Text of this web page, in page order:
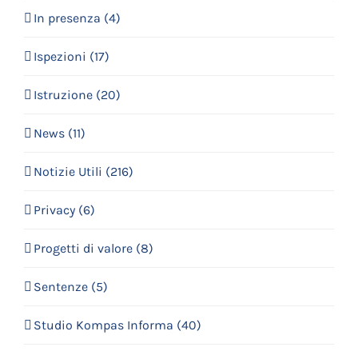
In presenza (4)
Ispezioni (17)
Istruzione (20)
News (11)
Notizie Utili (216)
Privacy (6)
Progetti di valore (8)
Sentenze (5)
Studio Kompas Informa (40)